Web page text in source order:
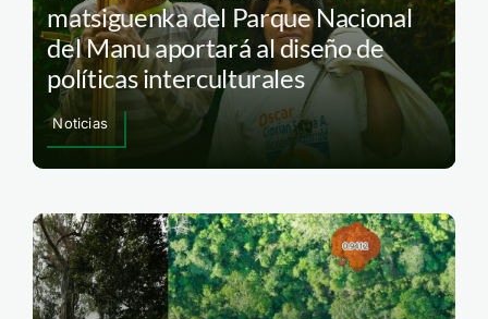
matsiguenka del Parque Nacional
del Manu aportará al diseño de
políticas interculturales
Noticias